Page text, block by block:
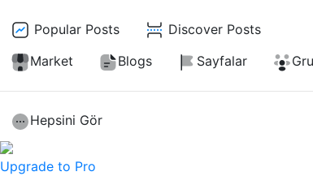
Popular Posts
Discover Posts
Market
Blogs Sayfalar
Hepsini Gör
Upgrade to Pro